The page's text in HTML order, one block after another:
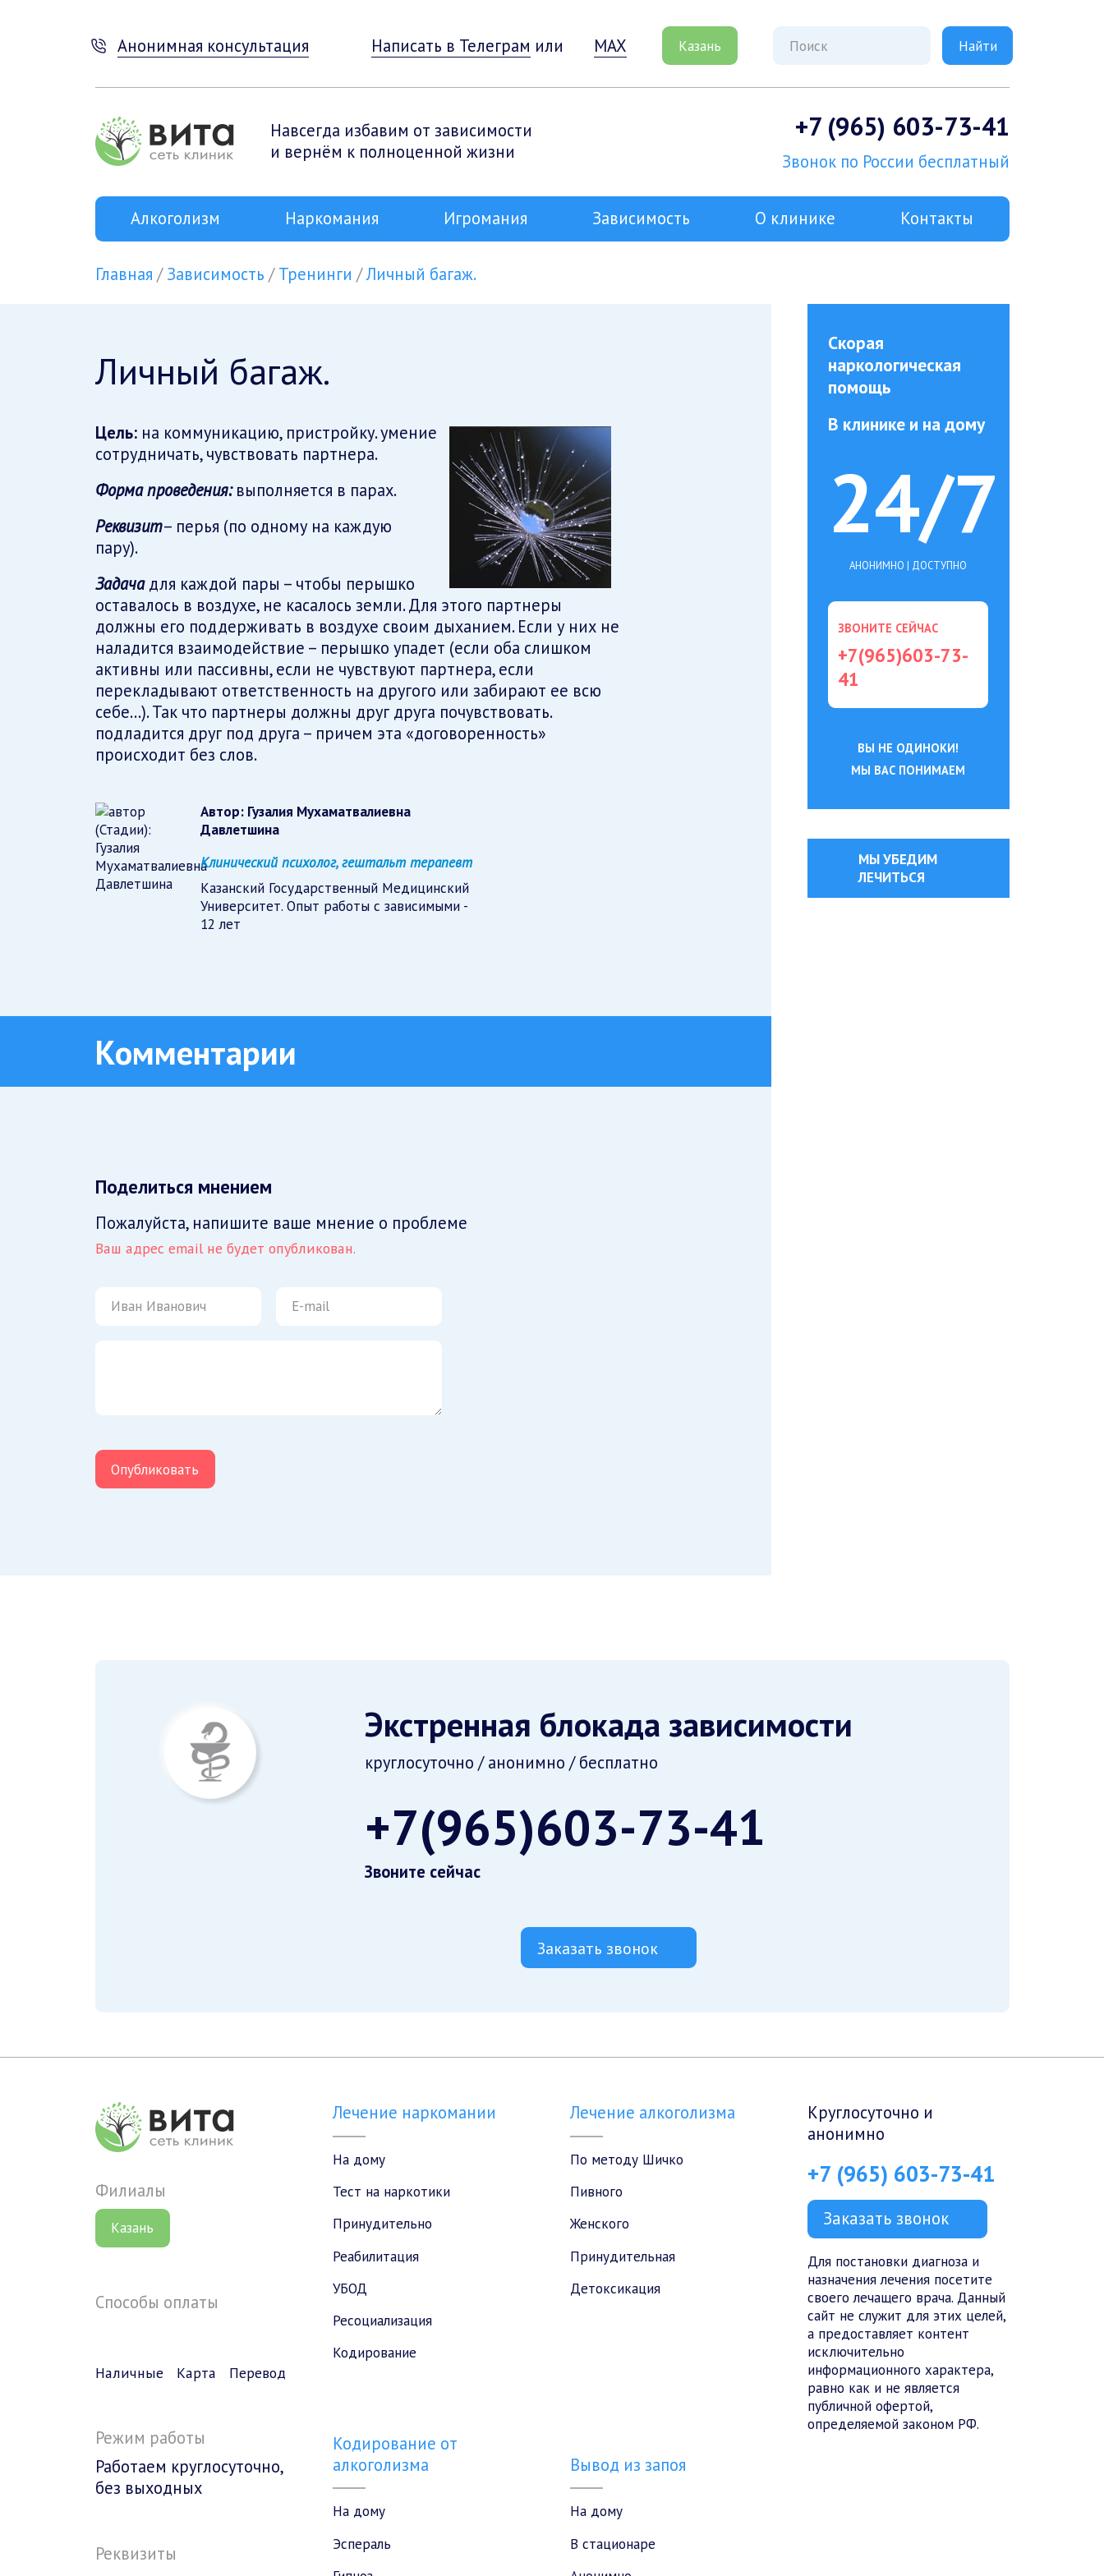
Анонимная консультация Написать в Телеграм или MAX Казань
Навсегда избавим от зависимости
и вернём к полноценной жизни
+7 (965) 603-73-41
Звонок по России бесплатный
Алкоголизм Наркомания Игромания Зависимость О клинике Контакты
Главная Зависимость Тренинги Личный багаж.
Личный багаж.
Цель:на коммуникацию, пристройку. умение
сотрудничать, чувствовать партнера.
Форма проведения:выполняется в парах.
Реквизит– перья (по одному на каждую
пару).
Задачадля каждой пары – чтобы перышко
оставалось в воздухе, не касалось земли. Для этого партнеры
должны его поддерживать в воздухе своим дыханием. Если у них не
наладится взаимодействие – перышко упадет (если оба слишком
активны или пассивны, если не чувствуют партнера, если
перекладывают ответственность на другого или забирают ее всю
себе…). Так что партнеры должны друг друга почувствовать.
подладится друг под друга – причем эта «договоренность»
происходит без слов.
Автор: Гузалия Мухаматвалиевна
Давлетшина
Клинический психолог, гештальт терапевт
Казанский Государственный Медицинский
Университет. Опыт работы с зависимыми -
12 лет
Комментарии
Поделиться мнением
Пожалуйста, напишите ваше мнение о проблеме
Ваш адрес email не будет опубликован.
Скорая
наркологическая
помощь
В клинике и на дому
24/7
АНОНИМНО | ДОСТУПНО
ЗВОНИТЕ СЕЙЧАС
+7(965)603-73-
41
ВЫ НЕ ОДИНОКИ!
МЫ ВАС ПОНИМАЕМ
МЫ УБЕДИМ
ЛЕЧИТЬСЯ
Экстренная блокада зависимости
круглосуточно / анонимно / бесплатно
+7(965)603-73-41
Звоните сейчас
Заказать звонок
Филиалы
Казань
Способы оплаты
Наличные Карта Перевод
Режим работы
Работаем круглосуточно,
без выходных
Реквизиты
Лечение наркомании
На дому
Тест на наркотики
Принудительно
Реабилитация
УБОД
Ресоциализация
Кодирование
Кодирование от
алкоголизма
На дому
Эспераль
Лечение алкоголизма
По методу Шичко
Пивного
Женского
Принудительная
Детоксикация
Вывод из запоя
На дому
В стационаре
Круглосуточно и
анонимно
+7 (965) 603-73-41
Заказать звонок
Для постановки диагноза и
назначения лечения посетите
своего лечащего врача. Данный
сайт не служит для этих целей,
а предоставляет контент
исключительно
информационного характера,
равно как и не является
публичной офертой,
определяемой законом РФ.